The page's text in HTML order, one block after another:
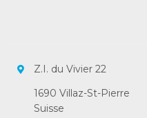
Z.I. du Vivier 22
1690 Villaz-St-Pierre
Suisse